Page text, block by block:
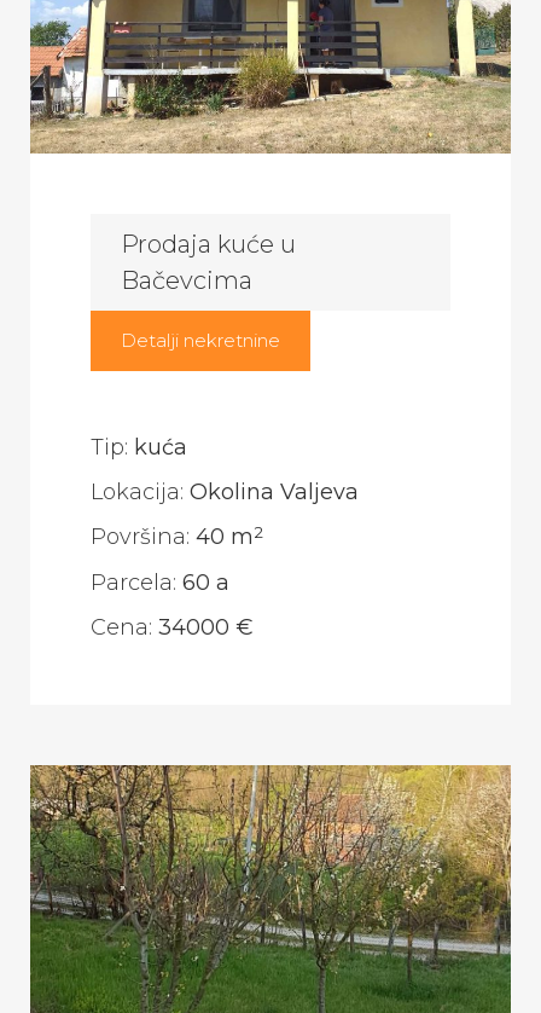
Prodaja kuće u
Bačevcima
Detalji nekretnine
Tip: kuća
Lokacija: Okolina Valjeva
Površina: 40 m2
Parcela: 60 a
Cena: 34000 €